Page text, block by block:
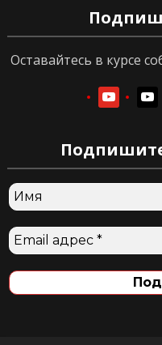
Оставайтесь в курсе
youtube